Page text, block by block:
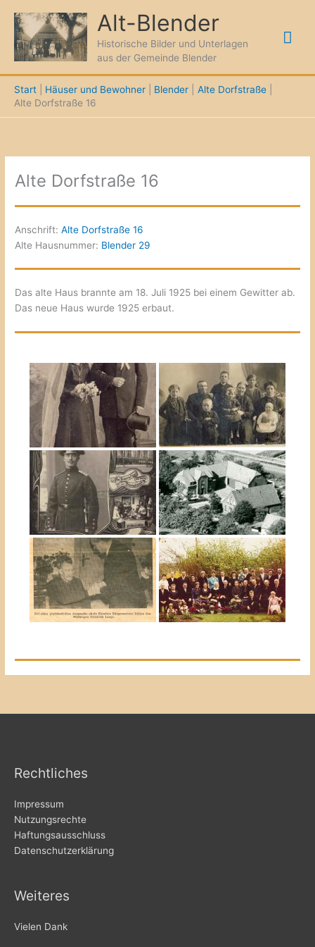
Inhalt
springen
Alt-Blender
Historische Bilder und Unterlagen
aus der Gemeinde Blender
Start Häuser und Bewohner Blender
Alte Dorfstraße
Alte Dorfstraße 16
Alte Dorfstraße 16
Anschrift:Alte Dorfstraße 16
Alte Hausnummer: Blender 29
Das alte Haus brannte am 18. Juli 1925 bei einem Gewitter ab.
Das neue Haus wurde 1925 erbaut.
Rechtliches
Impressum
Nutzungsrechte
Haftungsausschluss
Datenschutzerklärung
Weiteres
Vielen Dank